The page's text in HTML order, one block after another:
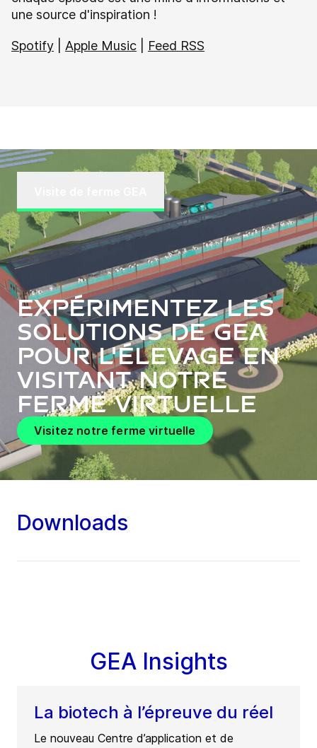
une source d'inspiration !
Spotify Apple Music Feed RSS
Expérimentez les
solutions de GEA
pour l'élevage en
visitant notre
ferme virtuelle
Visitez notre ferme virtuelle
Downloads
GEA Insights
La biotech à l’épreuve du réel
Le nouveau Centre d’application et de